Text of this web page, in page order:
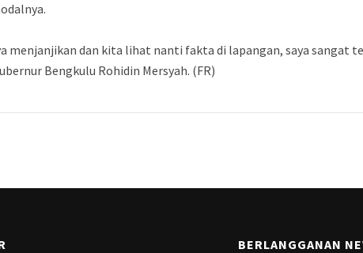
menjanjikan dan kita lihat nanti fakta di lapangan, saya sangat
Bengkulu Rohidin Mersyah. (FR)
BERLANGGANAN